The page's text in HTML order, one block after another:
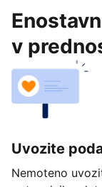
v
Uvozite
Nemoteno